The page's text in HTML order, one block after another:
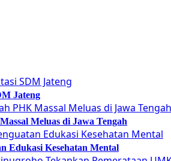
Jateng
Meluas di Jawa Tengah
Edukasi Kesehatan Mental